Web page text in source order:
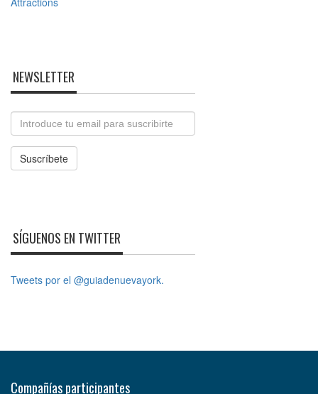
NEWSLETTER
Email
Suscríbete
SÍGUENOS EN TWITTER
Tweets por el @guiadenuevayork.
Compañías participantes